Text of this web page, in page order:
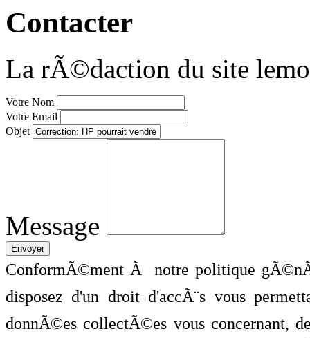
Contacter
La rÃ©daction du site
Votre Nom
Votre Email
Objet
Message
ConformÃ©ment Ã notre politique
disposez d'un droit d'accÃ¨s vous
donnÃ©es collectÃ©es vous concernant,